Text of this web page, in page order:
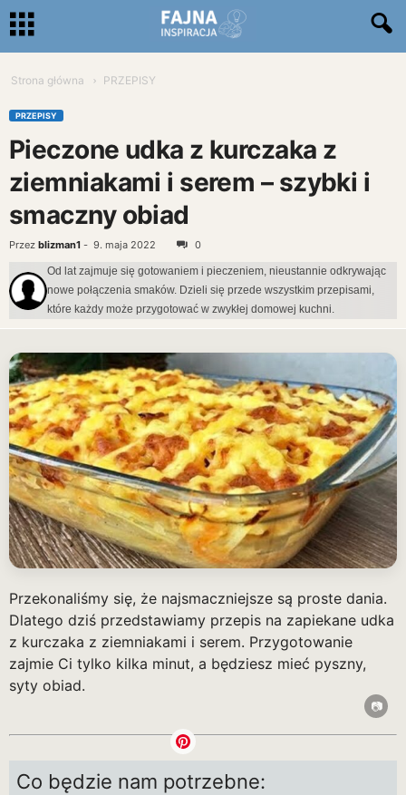
Strona główna PRZEPISY
PRZEPISY
Pieczone udka z kurczaka z
ziemniakami i serem – szybki i
smaczny obiad
Przez blizman1 - 9. maja 2022 0
Od lat zajmuje się gotowaniem i pieczeniem, nieustannie odkrywając
nowe połączenia smaków. Dzieli się przede wszystkim przepisami,
które każdy może przygotować w zwykłej domowej kuchni.
Przekonaliśmy się, że najsmaczniejsze są proste dania.
Dlatego dziś przedstawiamy przepis na zapiekane udka
z kurczaka z ziemniakami i serem. Przygotowanie
zajmie Ci tylko kilka minut, a będziesz mieć pyszny,
syty obiad.
Co będzie nam potrzebne: